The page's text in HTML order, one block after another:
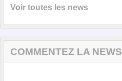
Voir toutes les news
COMMENTEZ LA NEWS